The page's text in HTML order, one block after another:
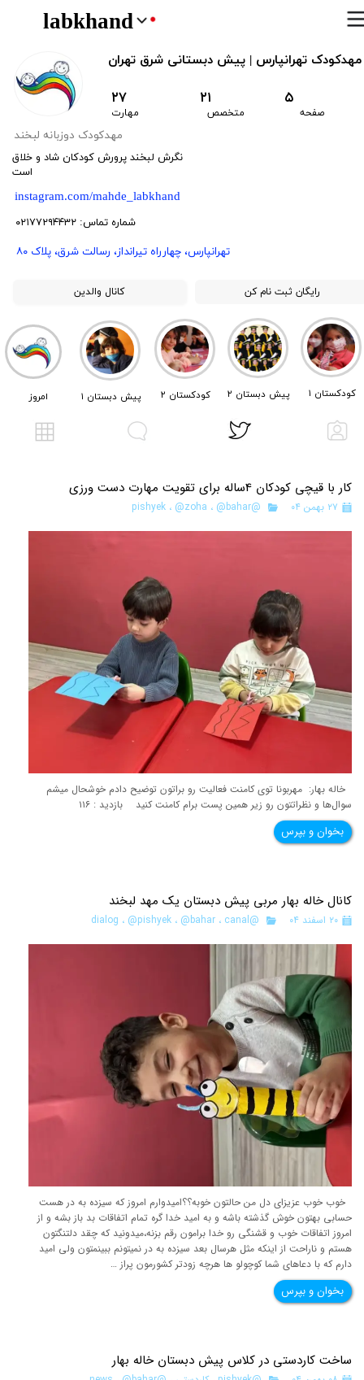
labkhand
​مهدکودک دوزبانه لبخند
مهدکودک تهرانپارس | پیش دبستانی شرق تهران
صفحه متخصصمهارت
۵ ۲۱
نگرش لبخند پرورش کودکان شاد و خلاق
است
instagram.com/mahde_labkhand
​شماره تماس: ۰۲۱۷۷۲۹۴۴۳۲
​تهرانپارس، چهارراه تیرانداز، رسالت شرق، پلاک ۸۰
رایگان ثبت نام کن کانال والدین
امروز پیش دبستان ۱ پیش دبستان ۲ کودکستان ۲ کودکستان ۱
کار با قیچی کودکان 4ساله برای تقویت مهارت دست ورزی
۲۷ بهمن ۰۴ @pishyek ، @zoha ، @bahar
خاله بهار: مهربونا توی کامنت فعالیت رو براتون توضیح دادم خوشحال میشم
سوال‌ها و نظراتتون رو زیر همین پست برام کامنت کنید بازدید : ۱۱۶
بخوان و بپرس
کانال خاله بهار مربی پیش دبستان یک مهد لبخند
۲۰ اسفند ۰۴ @dialog ، @pishyek ، @bahar ، canal
خوب خوب عزیزای دل من حالتون خوبه؟؟امیدوارم امروز که سیزده به در هست
حسابی بهتون خوش گذشته باشه و به امید خدا گره تمام اتفاقات بد باز بشه و از
امروز اتفاقات خوب و قشنگی رو خدا برامون رقم بزنه،میدونید که چقد دلتنگتون
هستم و ناراحت از اینکه مثل هرسال بعد سیزده به در نمیتونم ببینمتون ولی امید
دارم که با دعاهای شما کوچولو ها هرچه زودتر کشورمون پراز …
بخوان و بپرس
ساخت کاردستی در کلاس پیش دبستان خاله بهار